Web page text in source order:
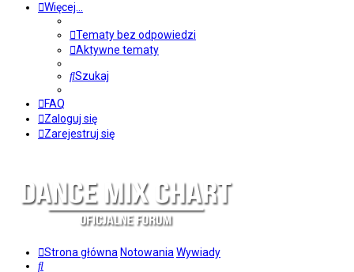
Więcej…
Tematy bez odpowiedzi
Aktywne tematy
Szukaj
FAQ
Zaloguj się
Zarejestruj się
Strona główna Notowania Wywiady
Szukaj